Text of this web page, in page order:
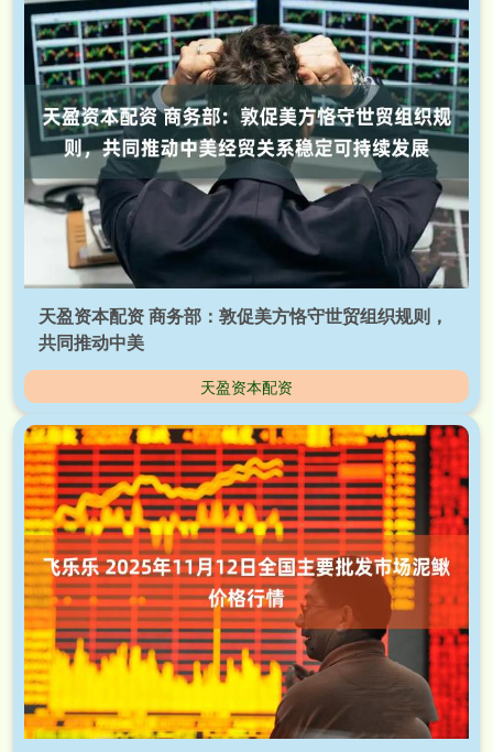
天盈资本配资 商务部：敦促美方恪守世贸组织规则，
共同推动中美
天盈资本配资